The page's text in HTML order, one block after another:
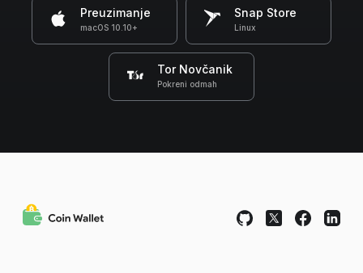
Preuzimanje
macOS 10.10+
Snap Store
Linux
Tor Novčanik
Pokreni odmah